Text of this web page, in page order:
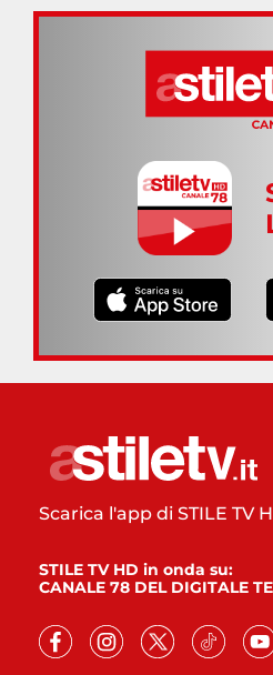
Scarica l'app di STILE TV
STILE TV HD in onda su:
CANALE 78 DEL DIGITALE